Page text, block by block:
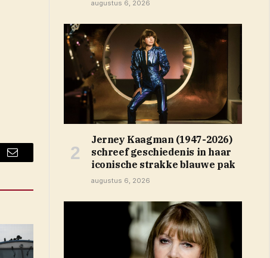
Email
augustus 6, 2026
Jerney Kaagman (1947-2026)
schreef geschiedenis in haar
iconische strakke blauwe pak
augustus 6, 2026